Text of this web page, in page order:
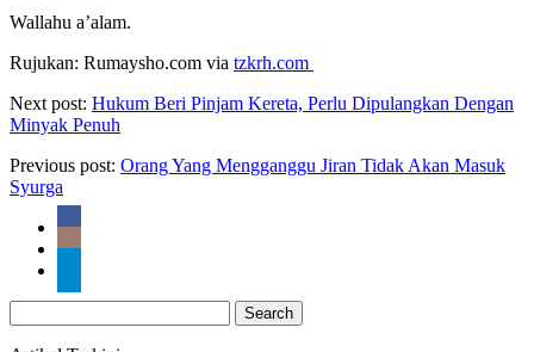
Wallahu a’alam.
Rujukan: Rumaysho.com via tzkrh.com
Next post: Hukum Beri Pinjam Kereta, Perlu Dipulangkan Dengan
Minyak Penuh
Previous post: Orang Yang Mengganggu Jiran Tidak Akan Masuk
Syurga
for: